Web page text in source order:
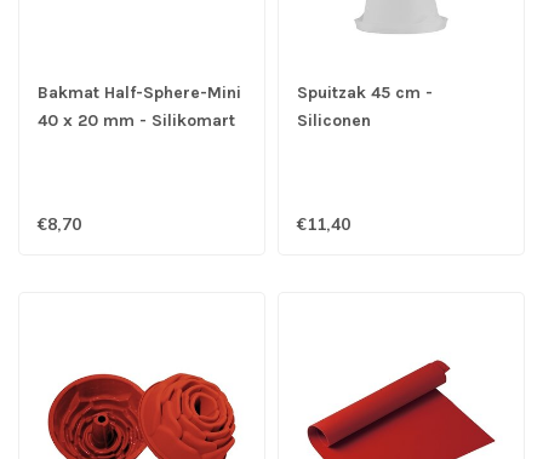
Bakmat Half-Sphere-Mini
40 x 20 mm - Silikomart
€8,70
Spuitzak 45 cm -
Siliconen
€11,40